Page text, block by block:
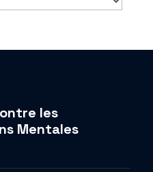
les
Mentales